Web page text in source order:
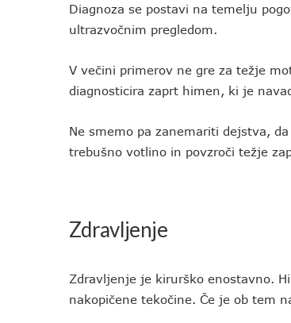
Diagnoza se postavi na temelju
ultrazvočnim pregledom.
V večini primerov ne gre za težje
diagnosticira zaprt himen, ki je
Ne smemo pa zanemariti dejstva,
trebušno votlino in povzroči težje
Zdravljenje
Zdravljenje je kirurško enostavno.
nakopičene tekočine. Če je ob tem